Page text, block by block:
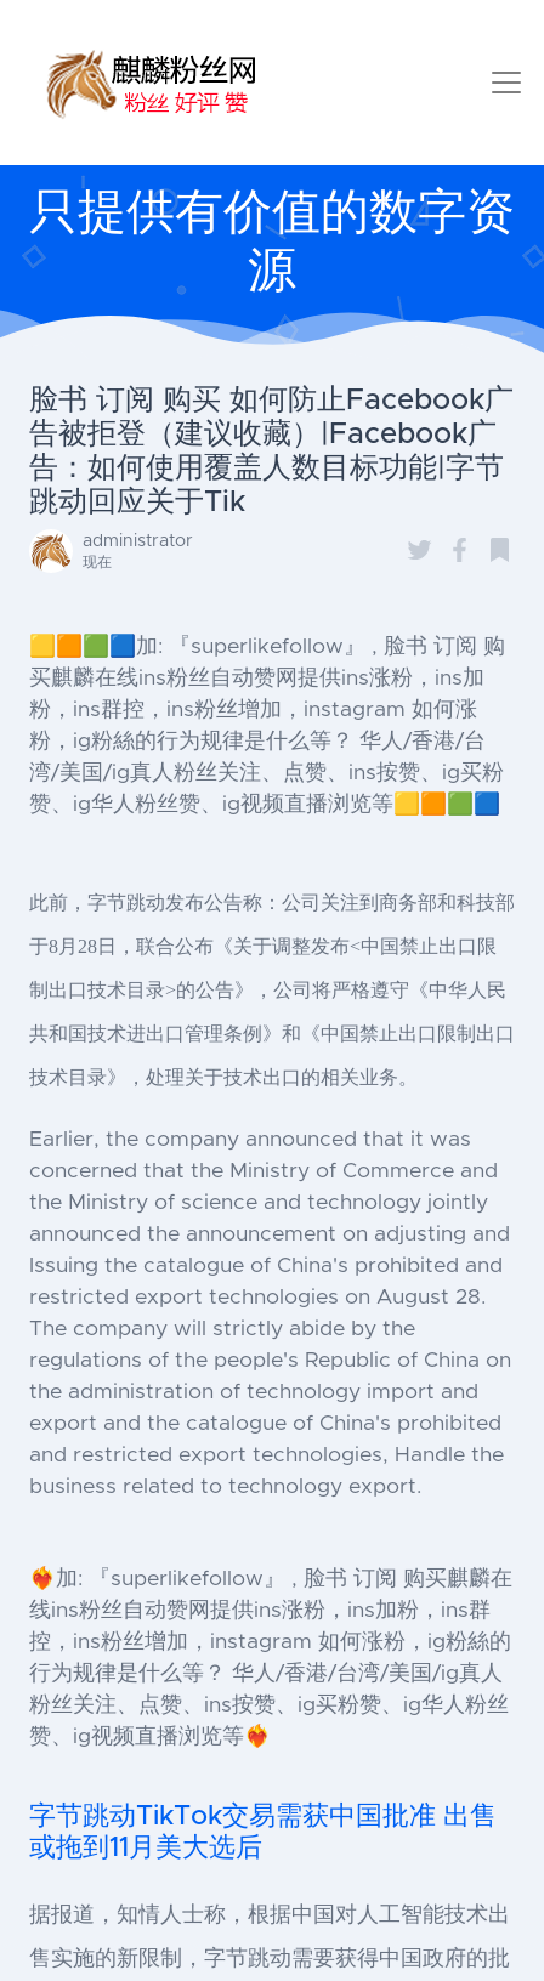
只提供有价值的数字资
源
脸书 订阅 购买 如何防止Facebook广
告被拒登（建议收藏）|Facebook广
告：如何使用覆盖人数目标功能|字节
跳动回应关于Tik
administrator
现在
🟨🟧🟩🟦加: 『superlikefollow』 , 脸书 订阅 购
买麒麟在线ins粉丝自动赞网提供ins涨粉，ins加
粉，ins群控，ins粉丝增加，instagram 如何涨
粉，ig粉絲的行为规律是什么等？ 华人/香港/台
湾/美国/ig真人粉丝关注、点赞、ins按赞、ig买粉
赞、ig华人粉丝赞、ig视频直播浏览等🟨🟧🟩🟦
此前，字节跳动发布公告称：公司关注到商务部和科技部
于8月28日，联合公布《关于调整发布<中国禁止出口限
制出口技术目录>的公告》，公司将严格遵守《中华人民
共和国技术进出口管理条例》和《中国禁止出口限制出口
技术目录》，处理关于技术出口的相关业务。
Earlier, the company announced that it was
concerned that the Ministry of Commerce and
the Ministry of science and technology jointly
announced the announcement on adjusting and
Issuing the catalogue of China's prohibited and
restricted export technologies on August 28.
The company will strictly abide by the
regulations of the people's Republic of China on
the administration of technology import and
export and the catalogue of China's prohibited
and restricted export technologies, Handle the
business related to technology export.
❤️‍🔥加: 『superlikefollow』 , 脸书 订阅 购买麒麟在
线ins粉丝自动赞网提供ins涨粉，ins加粉，ins群
控，ins粉丝增加，instagram 如何涨粉，ig粉絲的
行为规律是什么等？ 华人/香港/台湾/美国/ig真人
粉丝关注、点赞、ins按赞、ig买粉赞、ig华人粉丝
赞、ig视频直播浏览等❤️‍🔥
字节跳动TikTok交易需获中国批准 出售
或拖到11月美大选后
据报道，知情人士称，根据中国对人工智能技术出
售实施的新限制，字节跳动需要获得中国政府的批